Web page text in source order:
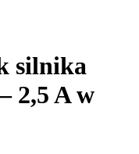
silnika
2,5 A w